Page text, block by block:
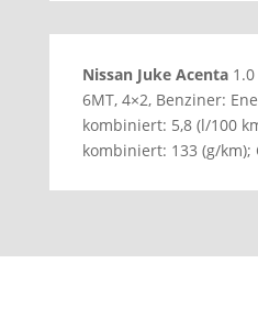
Nissan Juke Acenta1.0
6MT, 4×2, Benziner:
kombiniert: 5,8 (l/100
kombiniert: 133 (g/km);